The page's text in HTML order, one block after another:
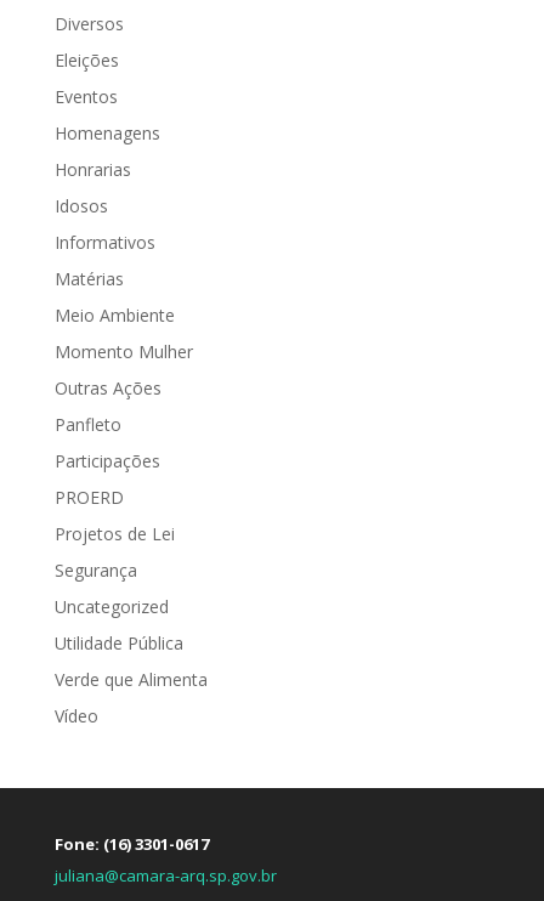
Diversos
Eleições
Eventos
Homenagens
Honrarias
Idosos
Informativos
Matérias
Meio Ambiente
Momento Mulher
Outras Ações
Panfleto
Participações
PROERD
Projetos de Lei
Segurança
Uncategorized
Utilidade Pública
Verde que Alimenta
Vídeo
Fone: (16) 3301-0617
juliana@camara-arq.sp.gov.br